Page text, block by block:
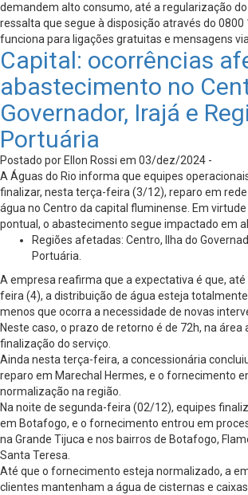
demandem alto consumo, até a regularização
ressalta que segue à disposição através do 0800
funciona para ligações gratuitas e mensagens
Capital: ocorrências
abastecimento no
Governador, Irajá e
Portuária
Postado por Ellon Rossi em 03/dez/2024 -
A Águas do Rio informa que equipes
finalizar, nesta terça-feira (3/12), reparo em
água no Centro da capital fluminense. Em
pontual, o abastecimento segue impactado em
Regiões afetadas: Centro, Ilha do
Portuária.
A empresa reafirma que a expectativa é que,
feira (4), a distribuição de água esteja
menos que ocorra a necessidade de novas
Neste caso, o prazo de retorno é de 72h, na área
finalização do serviço.
Ainda nesta terça-feira, a concessionária
reparo em Marechal Hermes, e o fornecimento
normalização na região.
Na noite de segunda-feira (02/12), equipes
em Botafogo, e o fornecimento entrou em
na Grande Tijuca e nos bairros de Botafogo,
Santa Teresa.
Até que o fornecimento esteja normalizado, a
clientes mantenham a água de cisternas e